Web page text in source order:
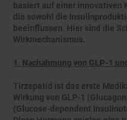
basiert auf einer innovativen
die sowohl die
beeinflussen. Hier sind die
Wirkmechanismus.
1. Nachahmung von GLP-1
Tirzepatid ist das erste
Wirkung von GLP-1
(Glucose-dependent